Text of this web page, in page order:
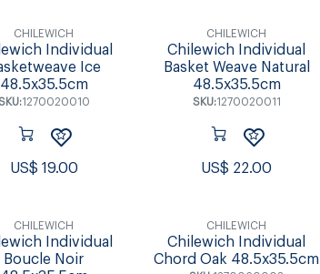
CHILEWICH
Individual
Ice
48.5x35.5cm
1270020010
US$ 19.00
CHILEWICH
Chilewich Individual
Basket Weave Natural
48.5x35.5cm
SKU:1270020011
US$ 22.00
CHILEWICH
Individual
Boucle Noir
CHILEWICH
Chilewich Individual
Chord Oak 48.5x35.5cm